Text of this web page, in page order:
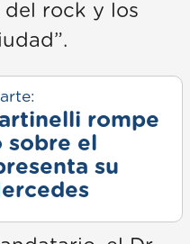
rock y los
rompe
sobre el
su